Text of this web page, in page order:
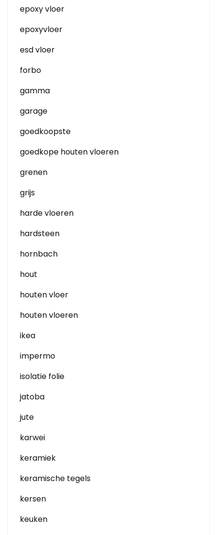
epoxy vloer
epoxyvloer
esd vloer
forbo
gamma
garage
goedkoopste
goedkope houten vloeren
grenen
grijs
harde vloeren
hardsteen
hornbach
hout
houten vloer
houten vloeren
ikea
impermo
isolatie folie
jatoba
jute
karwei
keramiek
keramische tegels
kersen
keuken